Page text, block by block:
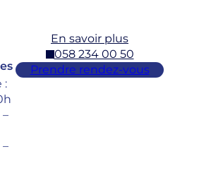
:
–
–
En savoir plus
058 234 00 50
Prendre rendez-vous